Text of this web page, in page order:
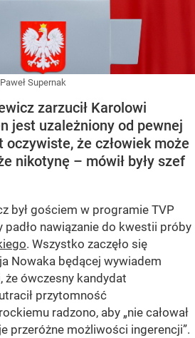
Paweł Supernak
zarzucił Karolowi
jest uzależniony od pewnej
że człowiek może
nikotynę – mówił były szef
był gościem w programie TVP
nawiązanie do kwestii próby
. Wszystko zaczęło się
Nowaka będącej wywiadem
że ówczesny kandydat
przytomność
radzono, aby „nie całował
przeróżne możliwości ingerencji”.